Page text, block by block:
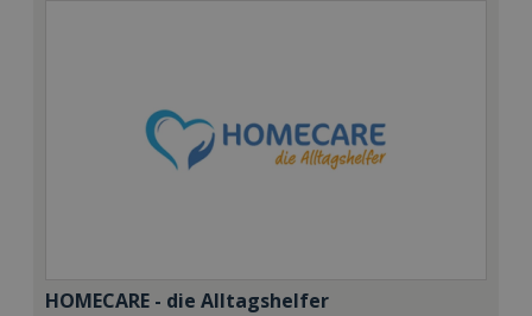
HOMECARE - die Alltagshelfer